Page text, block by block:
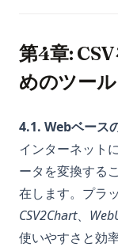
第4章:
めのツー
4.1. Webベース
インターネット
ータを変換する
在します。プラ
CSV2Chart、
使いやすさと効